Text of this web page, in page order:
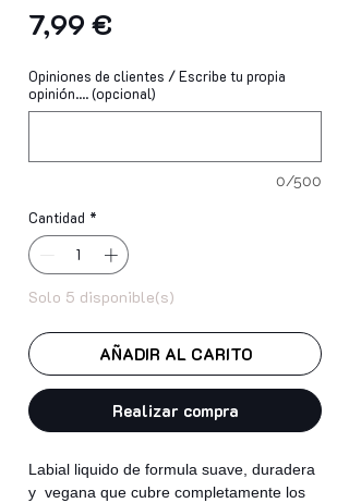
7,99 €
Opiniones de clientes / Escribe tu propia
opinión.... (opcional)
0/500
Cantidad *
Solo 5 disponible(s)
AÑADIR AL CARITO
Realizar compra
Labial liquido de formula suave, duradera
y vegana que cubre completamente los